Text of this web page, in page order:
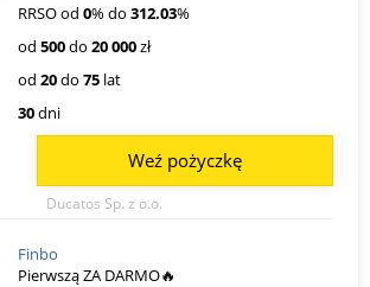
RRSO od 0% do 312.03%
od 500do 20 000zł
od 20do 75 lat
30dni
Ducatos Sp. z o.o.
Weź pożyczkę
Finbo
Pierwszą ZA DARMO🔥